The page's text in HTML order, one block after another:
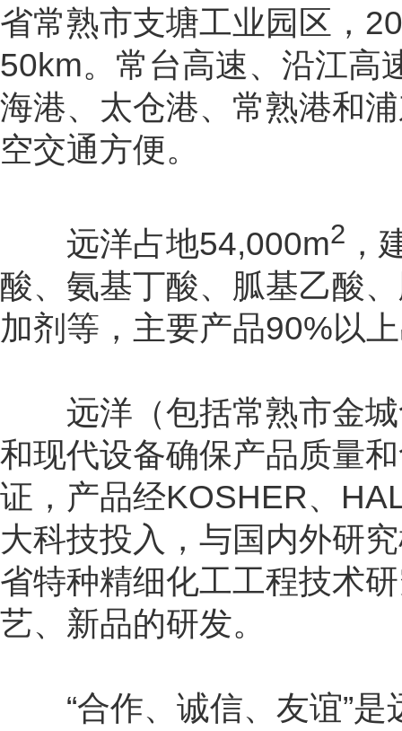
省常熟市支塘工业园区，
50km。常台高速、沿江高
海港、太仓港、常熟港和
空交通方便。
远洋占地54,000m2 ，
酸、氨基丁酸、胍基乙酸
加剂等，主要产品90%以
远洋（包括常熟市金城
和现代设备确保产品质量
证，产品经KOSHER、
大科技投入，与国内外研
省特种精细化工工程技术
艺、新品的研发。
“合作、诚信、友谊”是